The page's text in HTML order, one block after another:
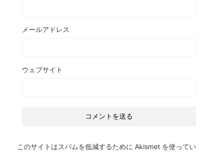
メールアドレス
ウェブサイト
このサイトはスパムを低減するために Akismet を使ってい